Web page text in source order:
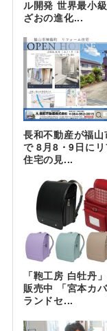
ル開発 世界最小
ざおの進化...
長和不動産が福
で 8月8・9日に
住宅の見...
「鞄工房 白牡丹
販売中 「宮本カ
ランドセ...